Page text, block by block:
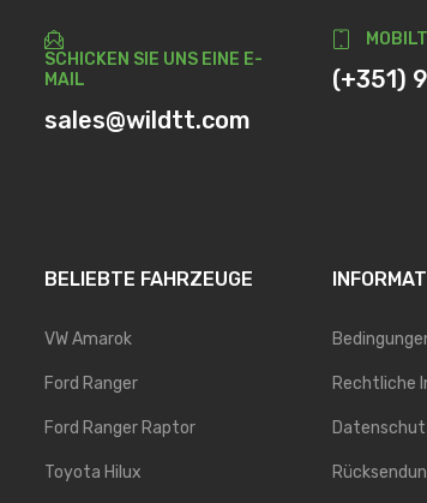
SCHICKEN SIE UNS EINE E-
MAIL
sales@wildtt.com
(+351)
BELIEBTE FAHRZEUGE
VW Amarok
Ford Ranger
Ford Ranger Raptor
Toyota Hilux
Rechtliche